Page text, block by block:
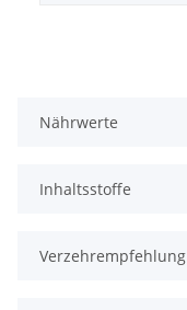
Nährwerte
Inhaltsstoffe
Verzehrempfehlung